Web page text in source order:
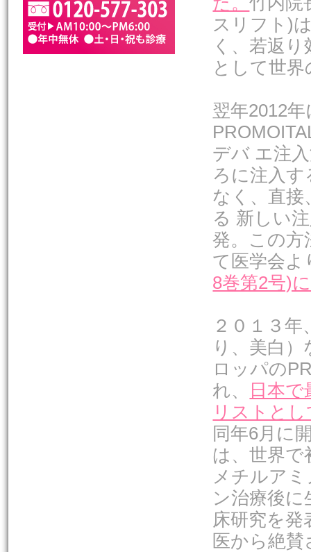
スリフト)
く、若返
として世
翌年2012
デバ エ注
ろに注入
なく、直接
る 新しい
発。この方
て医学会よ
8巻第2号)
２０１３
り、美白
ロッパの
れ、
日本
リストと
同年6月に
は、世界
メチルア
ン治療後
床研究を発
医から絶